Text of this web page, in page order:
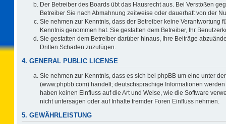
Der Betreiber des Boards übt das Hausrecht aus. Bei Verstößen
Betreiber Sie nach Abmahnung zeitweise oder dauerhaft von der
Sie nehmen zur Kenntnis, dass der Betreiber keine Verantwortung
Kenntnis genommen hat. Sie gestatten dem Betreiber, Ihr
Sie gestatten dem Betreiber darüber hinaus, Ihre Beiträge
Dritten Schaden zuzufügen.
4. GENERAL PUBLIC LICENSE
Sie nehmen zur Kenntnis, dass es sich bei phpBB um eine unter der
(www.phpbb.com) handelt; deutschsprachige Informationen
haben keinen Einfluss auf die Art und Weise, wie die Software
nicht untersagen oder auf Inhalte fremder Foren Einfluss nehmen.
5. GEWÄHRLEISTUNG